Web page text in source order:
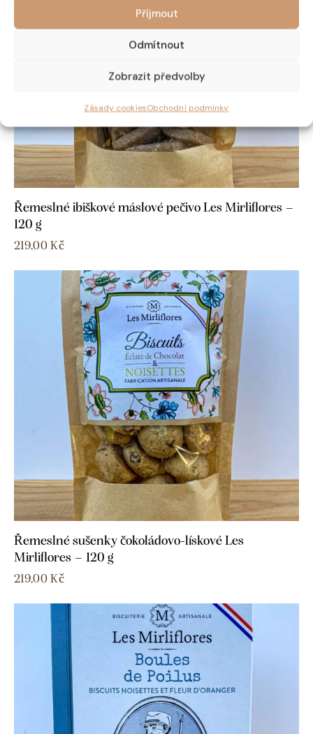
Příjmout
Odmítnout
Zobrazit předvolby
Zásady cookiesObchodní podmínky
Řemeslné ibiškové máslové pečivo Les Mirliflores –
120 g
219,00 Kč
Řemeslné sušenky čokoládovo-lískové Les
Mirliflores – 120 g
219,00 Kč